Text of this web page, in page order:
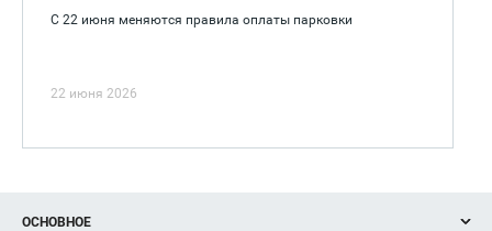
С 22 июня меняются правила оплаты парковки
22 июня 2026
ОСНОВНОЕ